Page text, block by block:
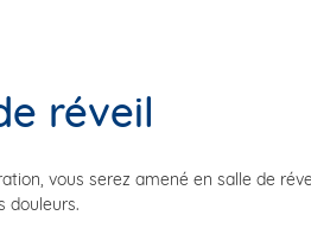
réveil
vous serez amené en salle de
douleurs.